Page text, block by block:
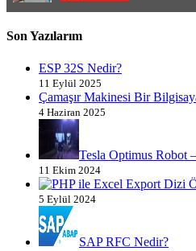
Son Yazılarım
ESP 32S Nedir?
11 Eylül 2025
Çamaşır Makinesi Bir
4 Haziran 2025
Tesla Optimus Robot
11 Ekim 2024
5 Eylül 2024
SAP RFC Nedir?